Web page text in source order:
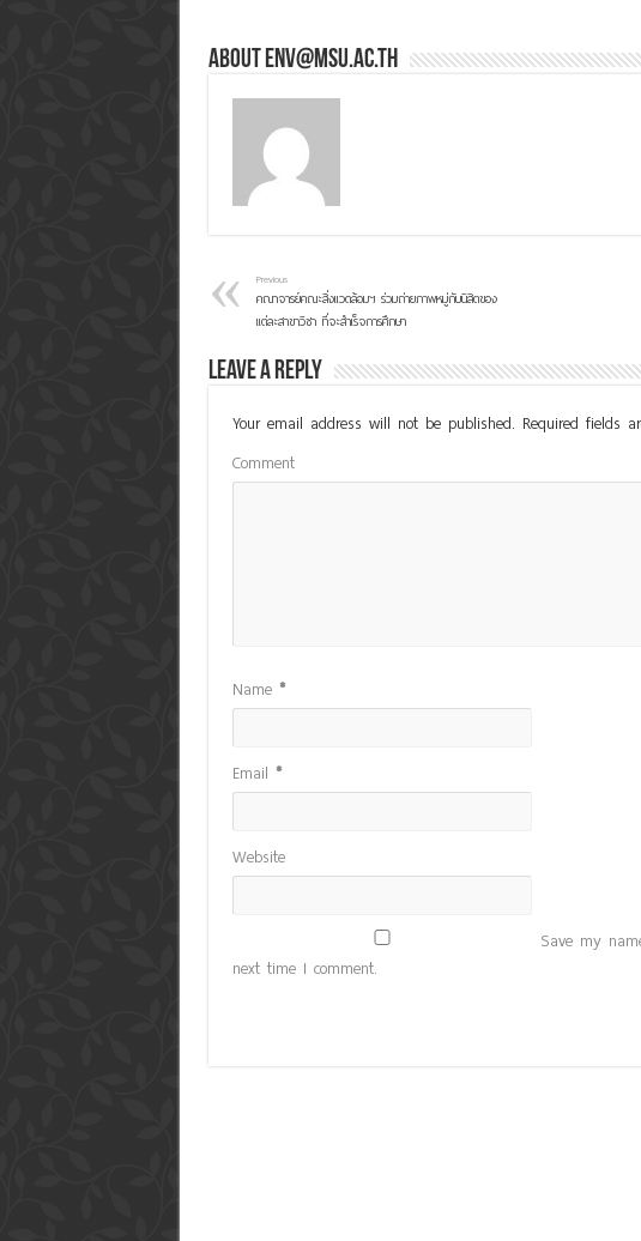
About env@msu.ac.th
Previous
คณาจารย์คณะสิ่งแวดล้อมฯ ร่วมถ่ายภาพหมู่กับนิสิตของ
แต่ละสาขาวิชา ที่จะสำเร็จการศึกษา
Leave a Reply
Your email address will not be published. Required fields
Comment
Name *
Email *
Website
Save my
next time I comment.